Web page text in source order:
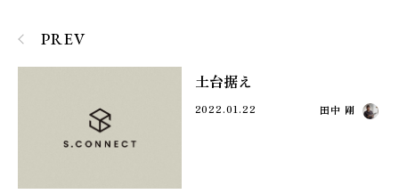
PREV
土台据え
2022.01.22 田中 剛